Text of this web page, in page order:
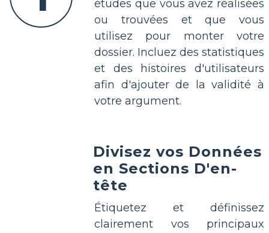
études que vous avez réalisées
ou trouvées et que vous
utilisez pour monter votre
dossier. Incluez des statistiques
et des histoires d'utilisateurs
afin d'ajouter de la validité à
votre argument.
Divisez vos Données
en Sections D'en-
tête
Étiquetez et définissez
clairement vos principaux